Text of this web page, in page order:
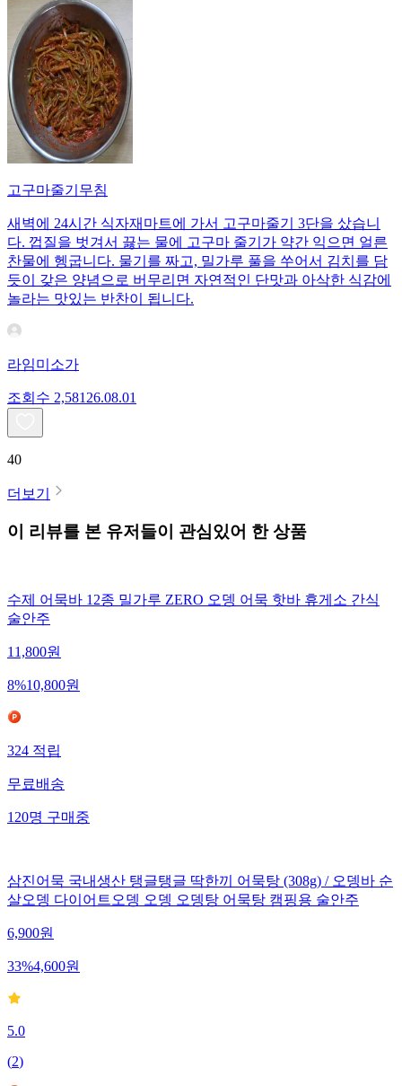
고구마줄기무침
새벽에 24시간 식자재마트에 가서 고구마줄기 3단을 샀습니
다. 껍질을 벗겨서 끓는 물에 고구마 줄기가 약간 익으면 얼른
찬물에 헹굽니다. 물기를 짜고, 밀가루 풀을 쑤어서 김치를 담
듯이 갖은 양념으로 버무리면 자연적인 단맛과 아삭한 식감에
놀라는 맛있는 반찬이 됩니다.
라임미소가
조회수 2,581 26.08.01
40
더보기
이 리뷰를 본 유저들이 관심있어 한 상품
수제 어묵바 12종 밀가루 ZERO 오뎅 어묵 핫바 휴게소 간식
술안주
11,800원
8%10,800원
324적립
무료배송
120명구매중
삼진어묵 국내생산 탱글탱글 딱한끼 어묵탕 (308g) / 오뎅바 순
살오뎅 다이어트오뎅 오뎅 오뎅탕 어묵탕 캠핑용 술안주
6,900원
33%4,600원
5.0
(2)